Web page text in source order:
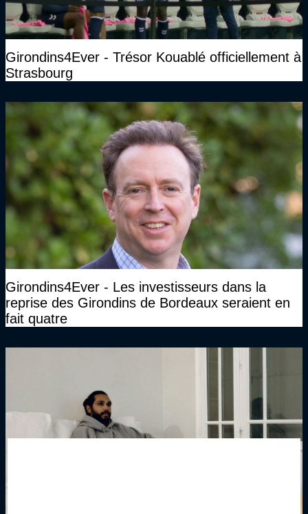
Girondins4Ever - Trésor Kouablé officiellement à
Strasbourg
Girondins4Ever - Les investisseurs dans la
reprise des Girondins de Bordeaux seraient en
fait quatre